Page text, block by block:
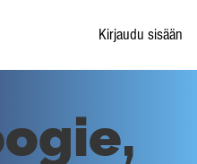
Kirjaudu sisään